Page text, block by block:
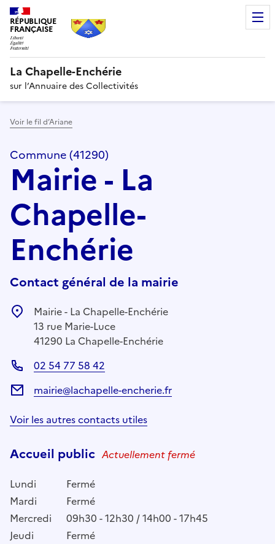
RÉPUBLIQUE
FRANÇAISE
La Chapelle-Enchérie
sur l’Annuaire des Collectivités
Voir le fil d’Ariane
Commune (41290)
Mairie - La
Chapelle-
Enchérie
Contact général de la mairie
Mairie - La Chapelle-Enchérie
13 rue Marie-Luce
41290 La Chapelle-Enchérie
02 54 77 58 42
mairie@lachapelle-encherie.fr
Voir les autres contacts utiles
Accueil public Actuellement fermé
Lundi
Fermé
Mardi
Fermé
Mercredi
09h30 - 12h30 / 14h00 - 17h45
Jeudi
Fermé